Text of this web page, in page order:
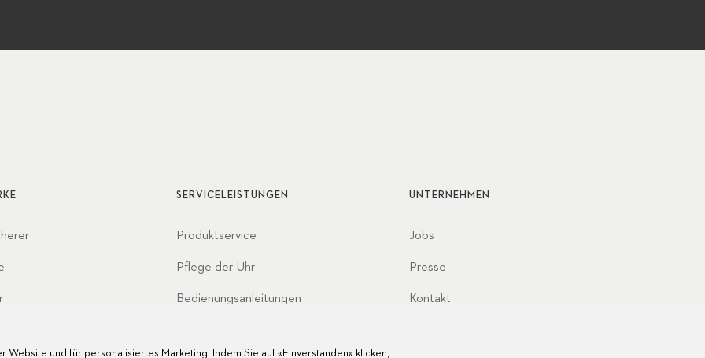
SERVICELEISTUNGEN
Produktservice
Pflege der Uhr
Bedienungsanleitungen
UNTERNEHMEN
Jobs
Presse
Kontakt
und für personalisiertes Marketing. Indem Sie auf «Einverstanden» klicken,